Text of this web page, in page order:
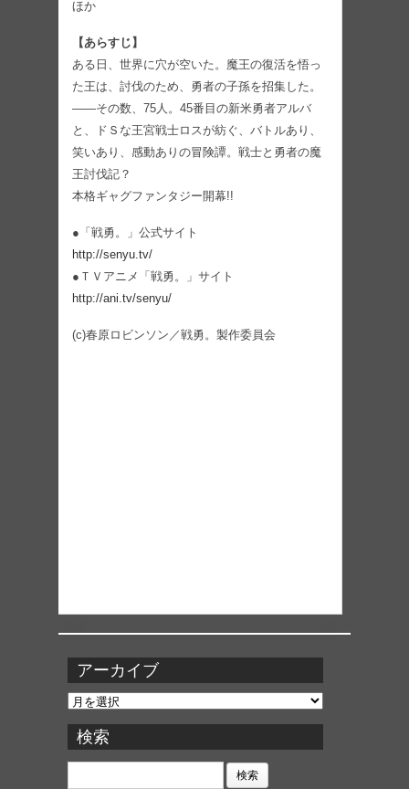
ほか
【あらすじ】
ある日、世界に穴が空いた。魔王の復活を悟っ
た王は、討伐のため、勇者の子孫を招集した。
――その数、75人。45番目の新米勇者アルバ
と、ドＳな王宮戦士ロスが紡ぐ、バトルあり、
笑いあり、感動ありの冒険譚。戦士と勇者の魔
王討伐記？
本格ギャグファンタジー開幕!!
●「戦勇。」公式サイト
http://senyu.tv/
●ＴＶアニメ「戦勇。」サイト
http://ani.tv/senyu/
(c)春原ロビンソン／戦勇。製作委員会
アーカイブ
ア
カ
イ
ブ
検索
検